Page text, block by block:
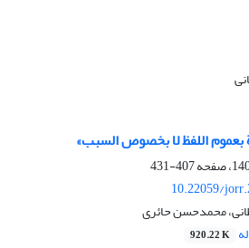
بعموم اللفظ لا بخصوص السبب»
407-431
10.22059/
محمدحسن حائری
920.22 K